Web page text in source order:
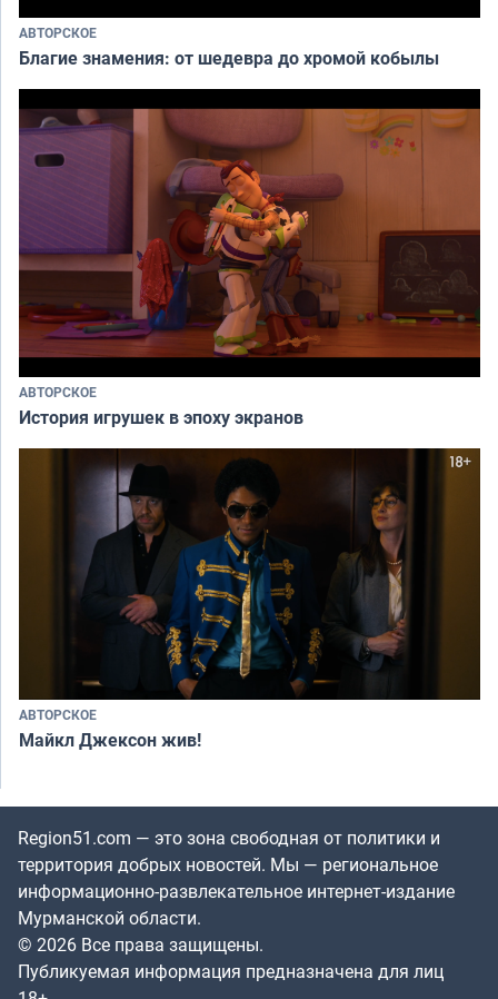
АВТОРСКОЕ
Благие знамения: от шедевра до хромой кобылы
АВТОРСКОЕ
История игрушек в эпоху экранов
АВТОРСКОЕ
Майкл Джексон жив!
Region51.com — это зона свободная от политики и
территория добрых новостей. Мы — региональное
информационно-развлекательное интернет-издание
Мурманской области.
© 2026 Все права защищены.
Публикуемая информация предназначена для лиц